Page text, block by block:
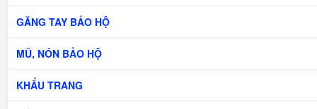
GĂNG TAY BẢO HỘ
MŨ, NÓN BẢO HỘ
KHẨU TRANG